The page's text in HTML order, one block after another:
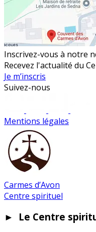
Inscrivez-vous à notre
Recevez l'actualité du
Je m’inscris
Suivez-nous
Mentions légales
Carmes d’Avon
Centre spirituel
► Le Centre